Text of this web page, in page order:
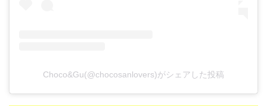
Choco&Gu(@chocosanlovers)がシェアした投稿